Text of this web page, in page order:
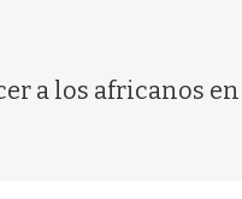
a los africanos en